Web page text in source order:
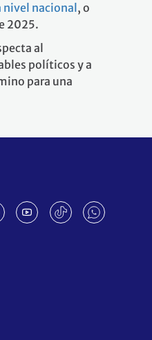
nacional , o
2025.
al
políticos y a
para una